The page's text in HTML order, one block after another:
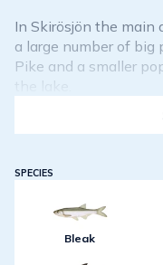
In Skirösjön the main
a large number of big
Pike and a smaller
the lake.
SPECIES
Bleak